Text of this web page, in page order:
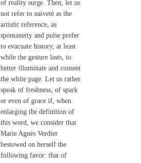
of reality surge. Then, let us
not refer to naiveté as the
artistic reference, as
spontaneity and pulse prefer
to evacuate history, at least
while the gesture lasts, to
better illuminate and content
the white page. Let us rather
speak of freshness, of spark
or even of grace if, when
enlarging the definition of
this word, we consider that
Marie Agnès Verdier
bestowed on herself the
following favor: that of